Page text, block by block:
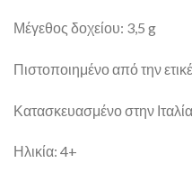
Μέγεθος δοχείου: 3,5 g
Πιστοποιημένο από την
Κατασκευασμένο στην Ιταλία
Ηλικία: 4+